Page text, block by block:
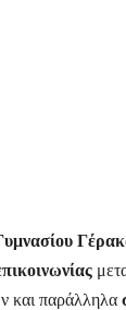
και παράλληλα